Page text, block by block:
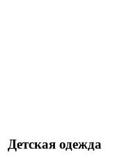
Детская одежда